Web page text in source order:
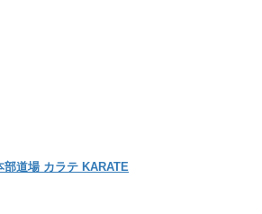
道場 カラテ KARATE